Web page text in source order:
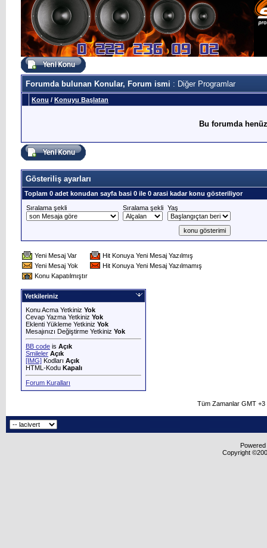
Forumda bulunan Konular, Forum ismi : Diğer Programlar
Konu / Konuyu Başlatan
Bu forumda
Gösteriliş ayarları
Toplam 0 adet konudan sayfa basi 0 ile 0 arasi kadar konu gösteriliyor
Sıralama şekli
Sıralama şekli Yaş
Yeni Mesaj Var
Hit Konuya Yeni Mesaj Yazılmış
Yeni Mesaj Yok
Hit Konuya Yeni Mesaj Yazılmamış
Konu Kapatılmıştır
Yetkileriniz
Konu Acma Yetkiniz Yok
Cevap Yazma Yetkiniz Yok
Eklenti Yükleme Yetkiniz Yok
Mesajınızı Değiştirme Yetkiniz Yok
BB code is Açık
Smileler Açık
[IMG] Kodları Açık
HTML-Kodu Kapalı
Forum Kuralları
Tüm Zamanlar GMT
Copyright